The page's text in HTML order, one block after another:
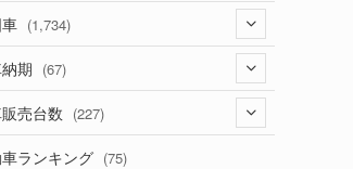
(1,321)
(329)
(525)
(1,734)
(188)
(242)
期 (67)
(28)
(8)
売台数 (227)
(21)
ランキング (75)